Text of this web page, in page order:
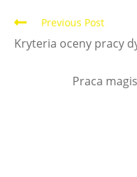
Previous Post
Kryteria oceny pracy
Praca